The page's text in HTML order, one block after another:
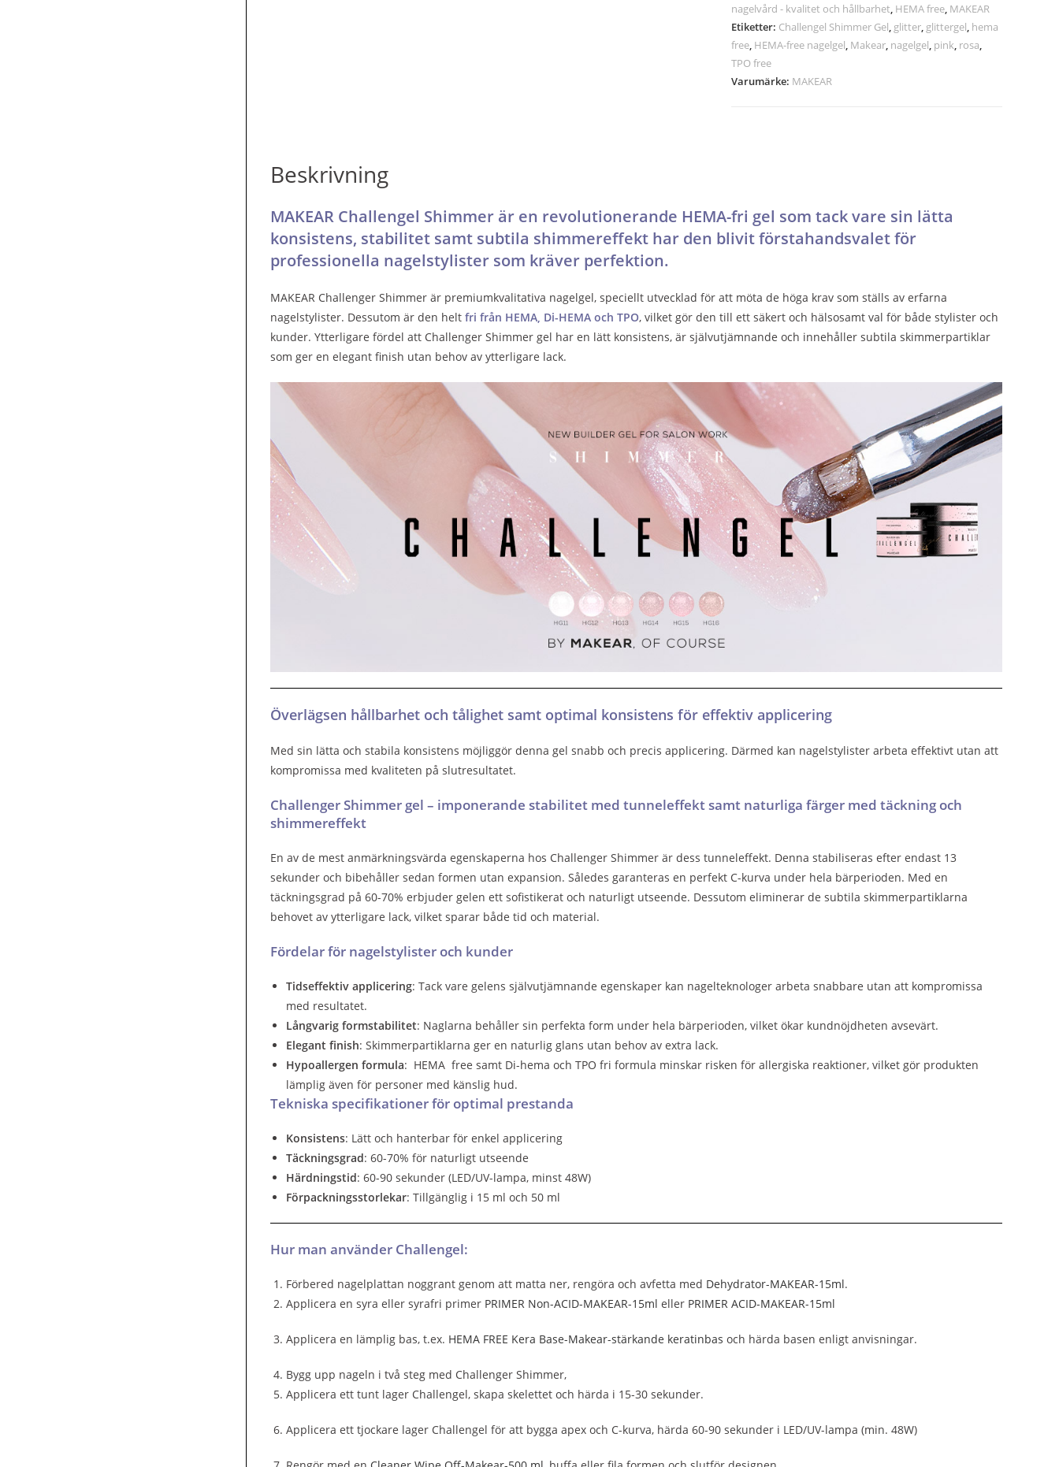
nagelvård - kvalitet och hållbarhet, HEMA free, MAKEAR
Etiketter: Challengel Shimmer Gel, glitter, glittergel, hema
free, HEMA-free nagelgel, Makear, nagelgel, pink, rosa,
TPO free
Varumärke: MAKEAR
Beskrivning
MAKEAR Challengel Shimmer är en revolutionerande HEMA-fri gel som tack vare sin lätta
konsistens, stabilitet samt subtila shimmereffekt har den blivit förstahandsvalet för
professionella nagelstylister som kräver perfektion.
MAKEAR Challenger Shimmer är premiumkvalitativa nagelgel, speciellt utvecklad för att möta de höga krav som ställs av erfarna
nagelstylister. Dessutom är den helt fri från HEMA, Di-HEMA och TPO, vilket gör den till ett säkert och hälsosamt val för både stylister och
kunder. Ytterligare fördel att Challenger Shimmer gel har en lätt konsistens, är självutjämnande och innehåller subtila skimmerpartiklar
som ger en elegant finish utan behov av ytterligare lack.
Överlägsen hållbarhet och tålighet samt optimal konsistens för effektiv applicering
Med sin lätta och stabila konsistens möjliggör denna gel snabb och precis applicering. Därmed kan nagelstylister arbeta effektivt utan att
kompromissa med kvaliteten på slutresultatet.
Challenger Shimmer gel – imponerande stabilitet med tunneleffekt samt naturliga färger med täckning och
shimmereffekt
En av de mest anmärkningsvärda egenskaperna hos Challenger Shimmer är dess tunneleffekt. Denna stabiliseras efter endast 13
sekunder och bibehåller sedan formen utan expansion. Således garanteras en perfekt C-kurva under hela bärperioden. Med en
täckningsgrad på 60-70% erbjuder gelen ett sofistikerat och naturligt utseende. Dessutom eliminerar de subtila skimmerpartiklarna
behovet av ytterligare lack, vilket sparar både tid och material.
Fördelar för nagelstylister och kunder
Tidseffektiv applicering: Tack vare gelens självutjämnande egenskaper kan nagelteknologer arbeta snabbare utan att kompromissa
med resultatet.
Långvarig formstabilitet: Naglarna behåller sin perfekta form under hela bärperioden, vilket ökar kundnöjdheten avsevärt.
Elegant finish: Skimmerpartiklarna ger en naturlig glans utan behov av extra lack.
Hypoallergen formula: HEMA free samt Di-hema och TPO fri formula minskar risken för allergiska reaktioner, vilket gör produkten
lämplig även för personer med känslig hud.
Tekniska specifikationer för optimal prestanda
Konsistens: Lätt och hanterbar för enkel applicering
Täckningsgrad: 60-70% för naturligt utseende
Härdningstid: 60-90 sekunder (LED/UV-lampa, minst 48W)
Förpackningsstorlekar: Tillgänglig i 15 ml och 50 ml
Hur man använder Challengel:
Förbered nagelplattan noggrant genom att matta ner, rengöra och avfetta med Dehydrator-MAKEAR-15ml.
Applicera en syra eller syrafri primer PRIMER Non-ACID-MAKEAR-15ml eller PRIMER ACID-MAKEAR-15ml
Applicera en lämplig bas, t.ex. HEMA FREE Kera Base-Makear-stärkande keratinbas och härda basen enligt anvisningar.
Bygg upp nageln i två steg med Challenger Shimmer,
Applicera ett tunt lager Challengel, skapa skelettet och härda i 15-30 sekunder.
Applicera ett tjockare lager Challengel för att bygga apex och C-kurva, härda 60-90 sekunder i LED/UV-lampa (min. 48W)